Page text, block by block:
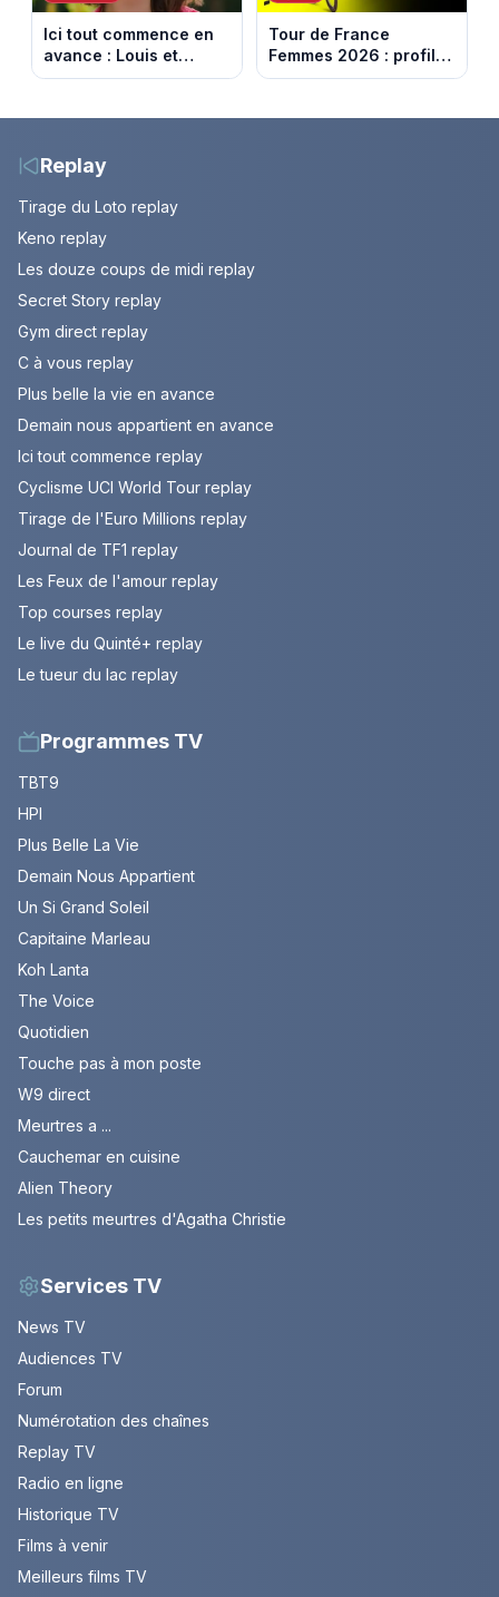
Ici tout commence en
avance : Louis et
Jasmine enfin en
août 2026 (spoiler)
Tour de France
Femmes 2026 : profil
et horaires de la 6e
Montbrison et
Replay
Tirage du Loto replay
Keno replay
Les douze coups de midi replay
Secret Story replay
Gym direct replay
C à vous replay
Plus belle la vie en avance
Demain nous appartient en avance
Ici tout commence replay
Cyclisme UCI World Tour replay
Tirage de l'Euro Millions replay
Journal de TF1 replay
Les Feux de l'amour replay
Top courses replay
Le live du Quinté+ replay
Le tueur du lac replay
Programmes TV
TBT9
HPI
Plus Belle La Vie
Demain Nous Appartient
Un Si Grand Soleil
Capitaine Marleau
Koh Lanta
The Voice
Quotidien
Touche pas à mon poste
W9 direct
Meurtres a ...
Cauchemar en cuisine
Alien Theory
Les petits meurtres d'Agatha Christie
Services TV
News TV
Audiences TV
Forum
Numérotation des chaînes
Replay TV
Radio en ligne
Historique TV
Films à venir
Meilleurs films TV